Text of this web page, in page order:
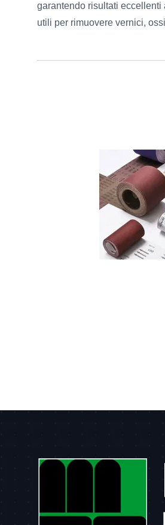
garantendo risultati
utili per rimuovere vernici,